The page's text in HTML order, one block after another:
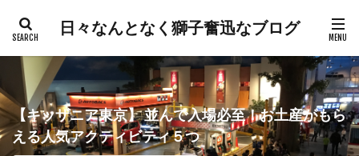
日々なんとなく獅子奮迅なブログ
【キッザニア東京】 並んで入場必至！お土産がもら
える人気アクティビティ５つ